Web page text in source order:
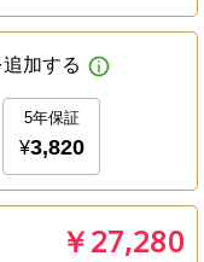
￥27,280